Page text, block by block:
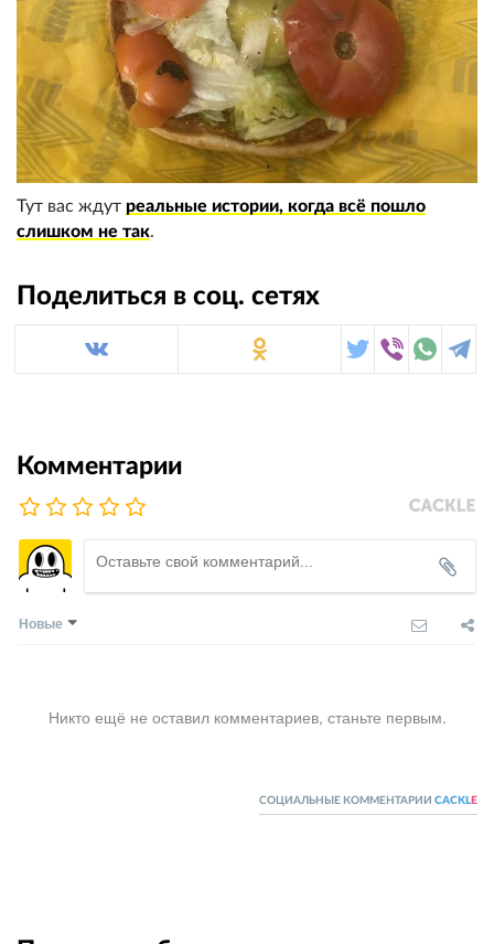
Тут вас ждут реальные истории, когда всё пошло
слишком не так.
Поделиться в соц. сетях
Комментарии
Новые
Никто ещё не оставил комментариев, станьте первым.
СОЦИАЛЬНЫЕ КОММЕНТАРИИ CACKL E